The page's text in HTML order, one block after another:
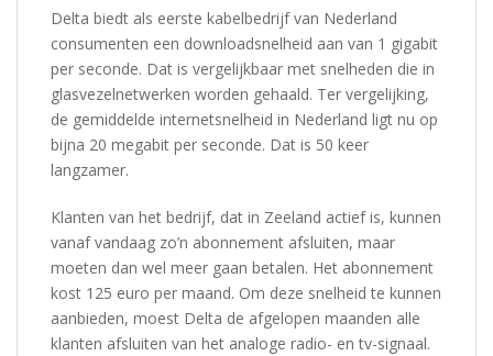
Delta biedt als eerste kabelbedrijf van Nederland
consumenten een downloadsnelheid aan van 1 gigabit
per seconde. Dat is vergelijkbaar met snelheden die in
glasvezelnetwerken worden gehaald. Ter vergelijking,
de gemiddelde internetsnelheid in Nederland ligt nu op
bijna 20 megabit per seconde. Dat is 50 keer
langzamer.
Klanten van het bedrijf, dat in Zeeland actief is, kunnen
vanaf vandaag zo’n abonnement afsluiten, maar
moeten dan wel meer gaan betalen. Het abonnement
kost 125 euro per maand. Om deze snelheid te kunnen
aanbieden, moest Delta de afgelopen maanden alle
klanten afsluiten van het analoge radio- en tv-signaal.